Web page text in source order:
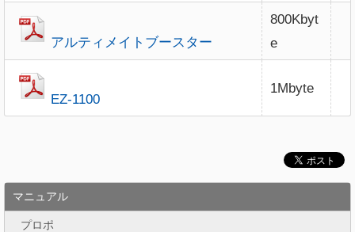
アルティメイトブースター
800Kbyt
e
EZ-1100
1Mbyte
マニュアル
プロポ